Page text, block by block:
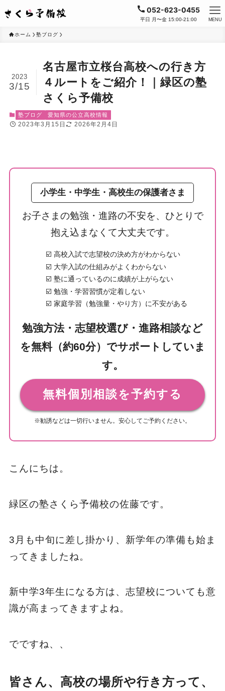
052-623-0455
平日 月〜金 15:00-21:00 MENU
ホーム 塾ブログ
名古屋市立桜台高校への行き方
４ルートをご紹介！｜緑区の塾
さくら予備校
2023
3/15
塾ブログ 愛知県の公立高校情報
2023年3月15日 2026年2月4日
小学生・中学生・高校生の保護者さま
お子さまの勉強・進路の不安を、ひとりで
抱え込まなくて大丈夫です。
☑️ 高校入試で志望校の決め方がわからない
☑️ 大学入試の仕組みがよくわからない
☑️ 塾に通っているのに成績が上がらない
☑️ 勉強・学習習慣が定着しない
☑️ 家庭学習（勉強量・やり方）に不安がある
勉強方法・志望校選び・進路相談など
を無料（約60分）でサポートしていま
す。
無料個別相談を予約する
※勧誘などは一切行いません。安心してご予約ください。
こんにちは。
緑区の塾さくら予備校の佐藤です。
3月も中旬に差し掛かり、新学年の準備も始ま
ってきましたね。
新中学3年生になる方は、志望校についても意
識が高まってきますよね。
でですね、、
皆さん、高校の場所や行き方って、